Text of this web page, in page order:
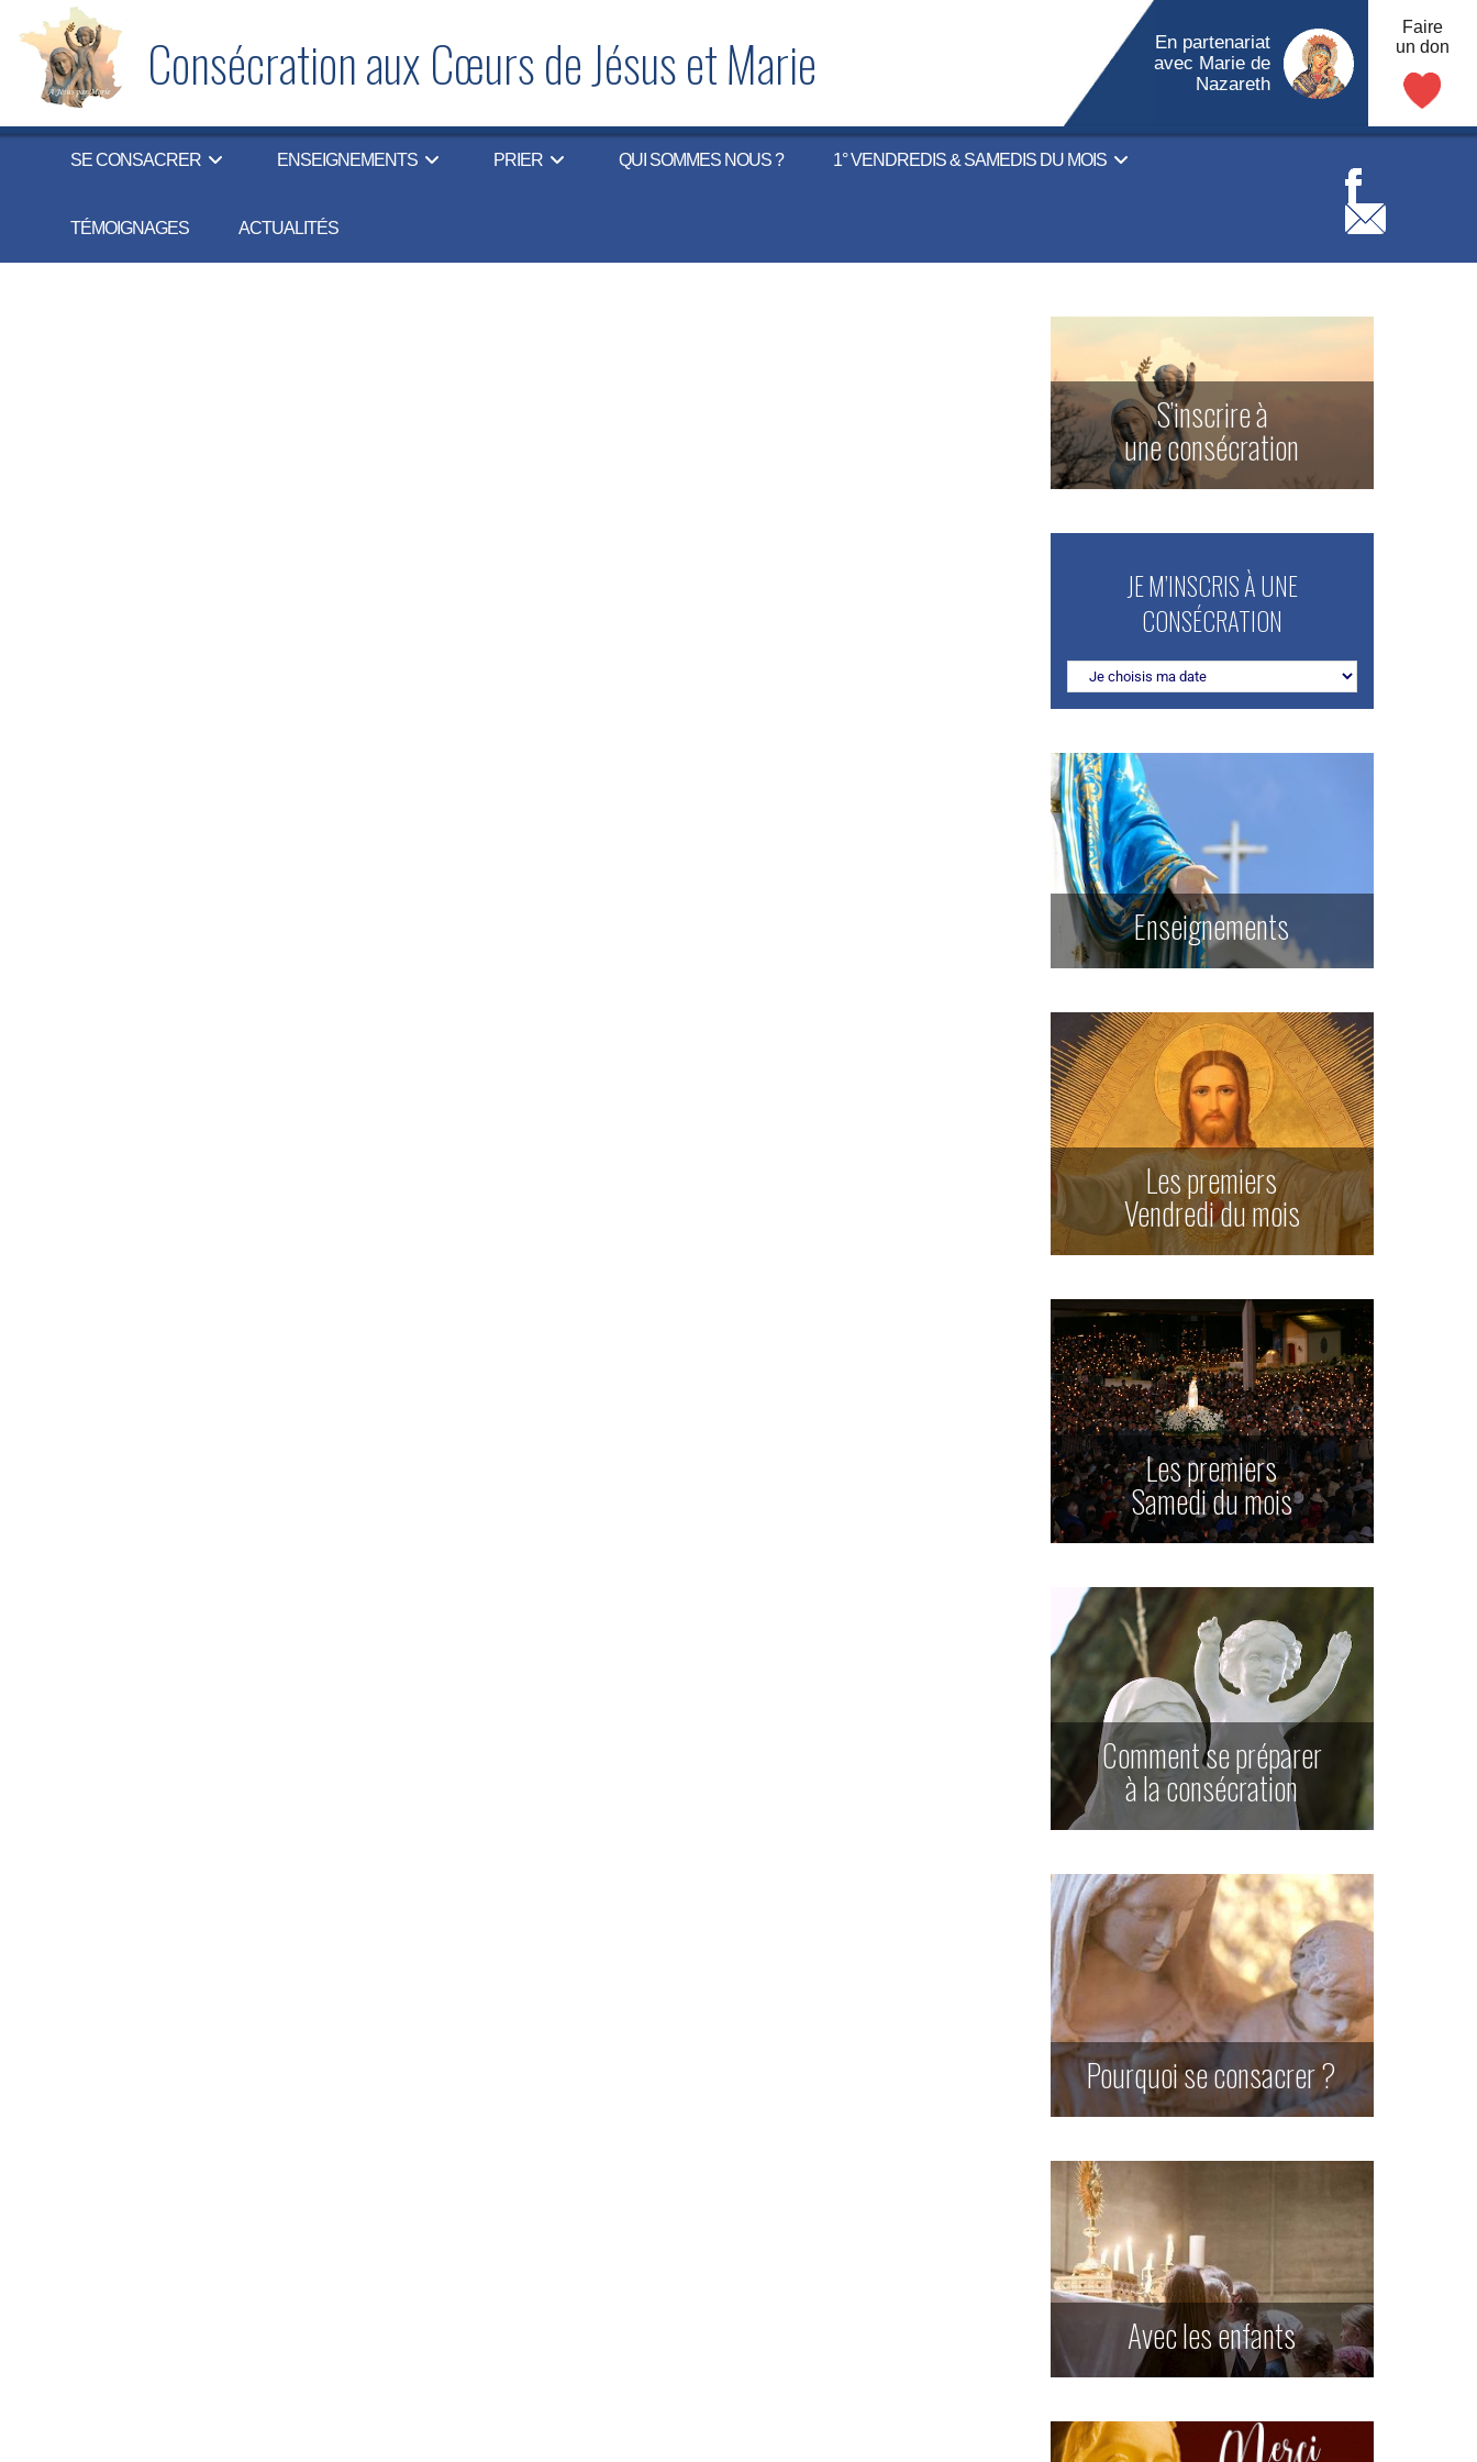
Consécration aux Cœurs de Jésus et Marie
En partenariat
avec Marie de
Nazareth
Faire
un don
SE CONSACRER ENSEIGNEMENTS PRIER QUI SOMMES NOUS ? 1° VENDREDIS & SAMEDIS DU MOIS
TÉMOIGNAGES ACTUALITÉS
S’inscrire à
une consécration
JE M’INSCRIS À UNE
CONSÉCRATION
Enseignements
Les premiers
Vendredi du mois
Les premiers
Samedi du mois
Comment se préparer
à la consécration
Pourquoi se consacrer ?
Avec les enfants